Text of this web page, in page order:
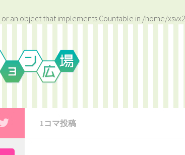
an object that implements Countable in /home/
1コマ投稿